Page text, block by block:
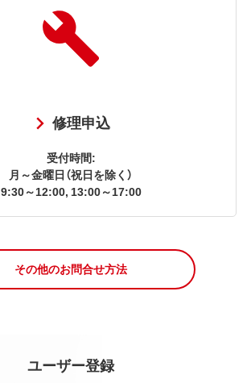
修理申込
受付時間:
月～金曜日（祝日を除く）
9:30～12:00, 13:00～17:00
その他のお問合せ方法
ユーザー登録